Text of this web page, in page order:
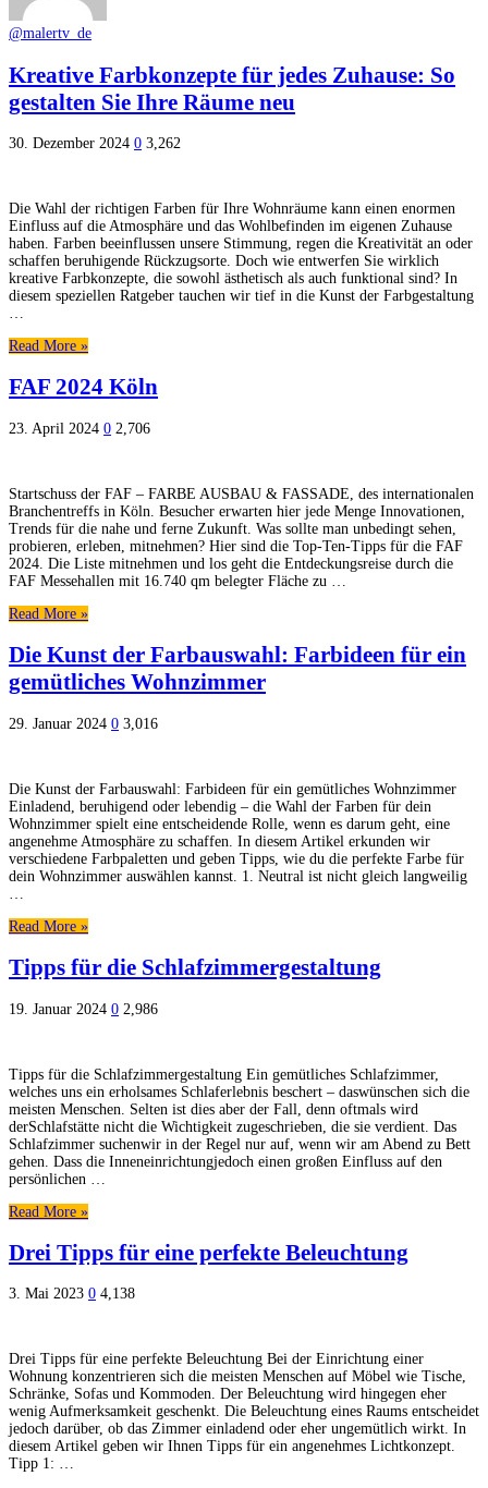
@malertv_de
Kreative Farbkonzepte für jedes Zuhause: So
gestalten Sie Ihre Räume neu
30. Dezember 2024 0 3,262
Die Wahl der richtigen Farben für Ihre Wohnräume kann einen enormen
Einfluss auf die Atmosphäre und das Wohlbefinden im eigenen Zuhause
haben. Farben beeinflussen unsere Stimmung, regen die Kreativität an oder
schaffen beruhigende Rückzugsorte. Doch wie entwerfen Sie wirklich
kreative Farbkonzepte, die sowohl ästhetisch als auch funktional sind? In
diesem speziellen Ratgeber tauchen wir tief in die Kunst der Farbgestaltung
…
Read More »
FAF 2024 Köln
23. April 2024 0 2,706
Startschuss der FAF – FARBE AUSBAU & FASSADE, des internationalen
Branchentreffs in Köln. Besucher erwarten hier jede Menge Innovationen,
Trends für die nahe und ferne Zukunft. Was sollte man unbedingt sehen,
probieren, erleben, mitnehmen? Hier sind die Top-Ten-Tipps für die FAF
2024. Die Liste mitnehmen und los geht die Entdeckungsreise durch die
FAF Messehallen mit 16.740 qm belegter Fläche zu …
Read More »
Die Kunst der Farbauswahl: Farbideen für ein
gemütliches Wohnzimmer
29. Januar 2024 0 3,016
Die Kunst der Farbauswahl: Farbideen für ein gemütliches Wohnzimmer
Einladend, beruhigend oder lebendig – die Wahl der Farben für dein
Wohnzimmer spielt eine entscheidende Rolle, wenn es darum geht, eine
angenehme Atmosphäre zu schaffen. In diesem Artikel erkunden wir
verschiedene Farbpaletten und geben Tipps, wie du die perfekte Farbe für
dein Wohnzimmer auswählen kannst. 1. Neutral ist nicht gleich langweilig
Read More »
Tipps für die Schlafzimmergestaltung
19. Januar 2024 0 2,986
Tipps für die Schlafzimmergestaltung Ein gemütliches Schlafzimmer,
welches uns ein erholsames Schlaferlebnis beschert – daswünschen sich die
meisten Menschen. Selten ist dies aber der Fall, denn oftmals wird
derSchlafstätte nicht die Wichtigkeit zugeschrieben, die sie verdient. Das
Schlafzimmer suchenwir in der Regel nur auf, wenn wir am Abend zu Bett
gehen. Dass die Inneneinrichtungjedoch einen großen Einfluss auf den
persönlichen …
Read More »
Drei Tipps für eine perfekte Beleuchtung
3. Mai 2023 0 4,138
Drei Tipps für eine perfekte Beleuchtung Bei der Einrichtung einer
Wohnung konzentrieren sich die meisten Menschen auf Möbel wie Tische,
Schränke, Sofas und Kommoden. Der Beleuchtung wird hingegen eher
wenig Aufmerksamkeit geschenkt. Die Beleuchtung eines Raums entscheidet
jedoch darüber, ob das Zimmer einladend oder eher ungemütlich wirkt. In
diesem Artikel geben wir Ihnen Tipps für ein angenehmes Lichtkonzept.
Tipp 1: …